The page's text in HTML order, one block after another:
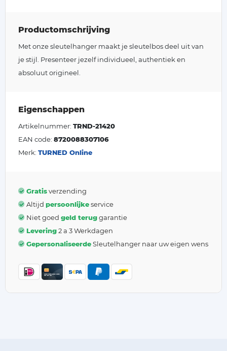
Productomschrijving
Met onze sleutelhanger maakt je sleutelbos deel uit van
je stijl. Presenteer jezelf individueel, authentiek en
absoluut origineel.
Eigenschappen
Artikelnummer: TRND-21420
EAN code: 8720088307106
Merk: TURNED Online
Gratisverzending
Altijd persoonlijkeservice
Niet goed geld teruggarantie
Levering2 a 3 Werkdagen
GepersonaliseerdeSleutelhanger naar uw eigen wens